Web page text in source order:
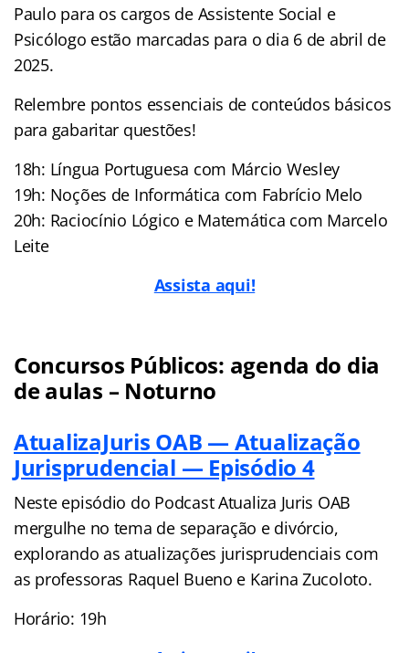
Paulo para os cargos de Assistente Social e
Psicólogo estão marcadas para o dia 6 de abril de
2025.
Relembre pontos essenciais de conteúdos básicos
para gabaritar questões!
18h: Língua Portuguesa com Márcio Wesley
19h: Noções de Informática com Fabrício Melo
20h: Raciocínio Lógico e Matemática com Marcelo
Leite
Assista aqui!
Concursos Públicos: agenda do dia
de aulas – Noturno
AtualizaJuris OAB — Atualização
Jurisprudencial — Episódio 4
Neste episódio do Podcast Atualiza Juris OAB
mergulhe no tema de separação e divórcio,
explorando as atualizações jurisprudenciais com
as professoras Raquel Bueno e Karina Zucoloto.
Horário: 19h